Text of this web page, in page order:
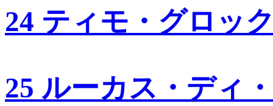
24 ティモ・グロッ
25 ルーカス・ディ